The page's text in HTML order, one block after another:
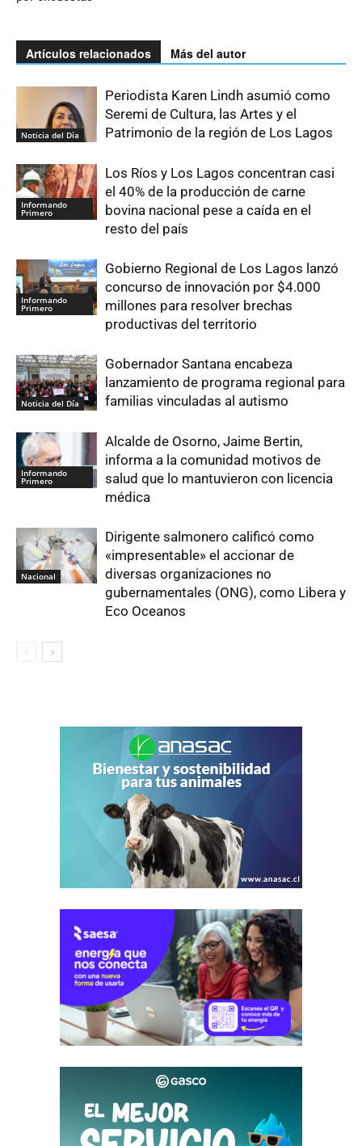
Artículos relacionados Más del autor
Noticia del Día
Periodista Karen Lindh asumió como
Seremi de Cultura, las Artes y el
Patrimonio de la región de Los Lagos
Informando
Primero
Los Ríos y Los Lagos concentran casi
el 40% de la producción de carne
bovina nacional pese a caída en el
resto del país
Informando
Primero
Gobierno Regional de Los Lagos lanzó
concurso de innovación por $4.000
millones para resolver brechas
productivas del territorio
Noticia del Día
Gobernador Santana encabeza
lanzamiento de programa regional para
familias vinculadas al autismo
Informando
Primero
Alcalde de Osorno, Jaime Bertin,
informa a la comunidad motivos de
salud que lo mantuvieron con licencia
médica
Nacional
Dirigente salmonero calificó como
«impresentable» el accionar de
diversas organizaciones no
gubernamentales (ONG), como Libera y
Eco Oceanos